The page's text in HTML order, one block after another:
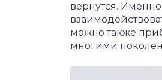
вернутся.
можно также
многими